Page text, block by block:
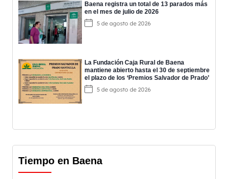
Baena registra un total de 13 parados más
en el mes de julio de 2026
5 de agosto de 2026
La Fundación Caja Rural de Baena
mantiene abierto hasta el 30 de septiembre
el plazo de los ‘Premios Salvador de Prado’
5 de agosto de 2026
Tiempo en Baena